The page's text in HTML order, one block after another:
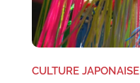
CULTURE JAPONAISE